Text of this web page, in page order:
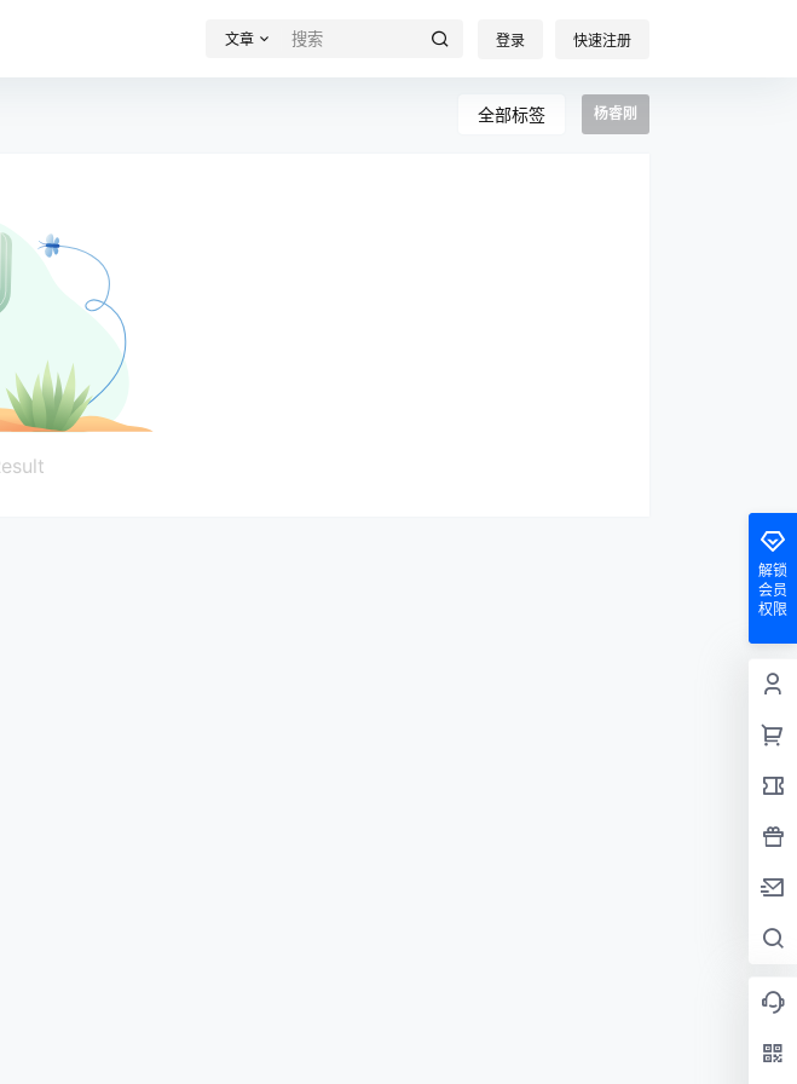
文章 登录 快速注册
全部标签 杨睿刚
解锁
会员
权限